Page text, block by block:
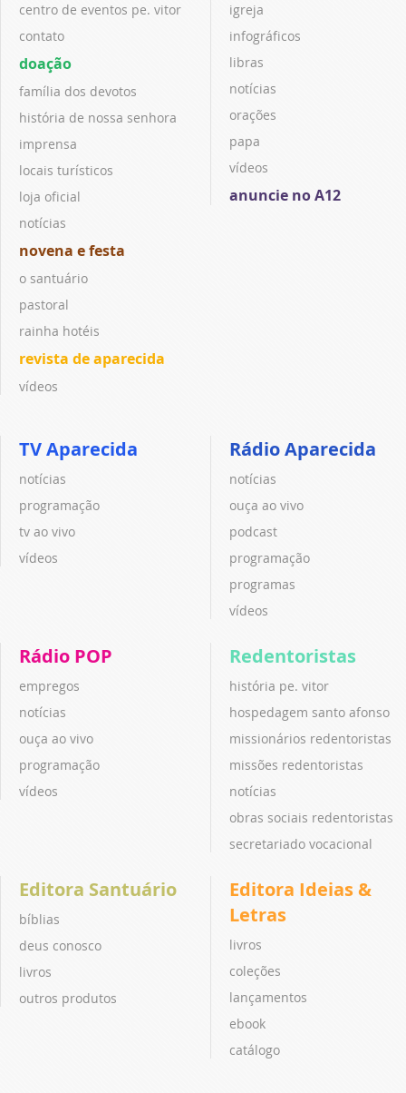
centro de eventos pe. vitor
contato
doação
família dos devotos
história de nossa senhora
imprensa
locais turísticos
loja oficial
notícias
novena e festa
o santuário
pastoral
rainha hotéis
revista de aparecida
vídeos
igreja
infográficos
libras
notícias
orações
papa
vídeos
anuncie no A12
TV Aparecida
notícias
programação
tv ao vivo
vídeos
Rádio Aparecida
notícias
ouça ao vivo
podcast
programação
programas
vídeos
Rádio POP
empregos
notícias
ouça ao vivo
programação
vídeos
Redentoristas
história pe. vitor
hospedagem santo afonso
missionários redentoristas
missões redentoristas
notícias
obras sociais redentoristas
secretariado vocacional
Editora Santuário
bíblias
deus conosco
livros
outros produtos
Editora Ideias &
Letras
livros
coleções
lançamentos
ebook
catálogo